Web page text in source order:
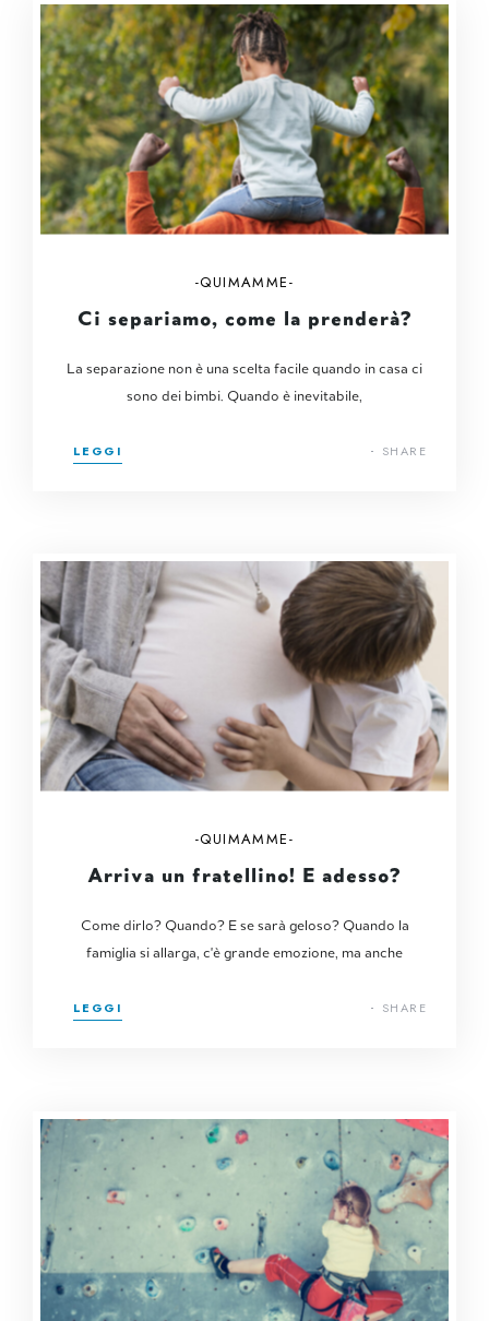
QUIMAMME
Ci separiamo, come la prenderà?
La separazione non è una scelta facile quando in casa ci
sono dei bimbi. Quando è inevitabile,
LEGGI SHARE
QUIMAMME
Arriva un fratellino! E adesso?
Come dirlo? Quando? E se sarà geloso? Quando la
famiglia si allarga, c'è grande emozione, ma anche
LEGGI SHARE